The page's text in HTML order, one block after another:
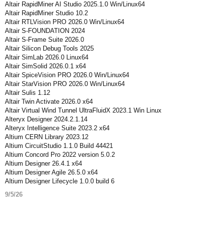
Altair RapidMiner AI Studio 2025.1.0 Win/Linux64
Altair RapidMiner Studio 10.2
Altair RTLVision PRO 2026.0 Win/Linux64
Altair S-FOUNDATION 2024
Altair S-Frame Suite 2026.0
Altair Silicon Debug Tools 2025
Altair SimLab 2026.0 Linux64
Altair SimSolid 2026.0.1 x64
Altair SpiceVision PRO 2026.0 Win/Linux64
Altair StarVision PRO 2026.0 Win/Linux64
Altair Sulis 1.12
Altair Twin Activate 2026.0 x64
Altair Virtual Wind Tunnel UltraFluidX 2023.1 Win Linux
Alteryx Designer 2024.2.1.14
Alteryx Intelligence Suite 2023.2 x64
Altium CERN Library 2023.12
Altium CircuitStudio 1.1.0 Build 44421
Altium Concord Pro 2022 version 5.0.2
Altium Designer 26.4.1 x64
Altium Designer Agile 26.5.0 x64
Altium Designer Lifecycle 1.0.0 build 6
9/5/26